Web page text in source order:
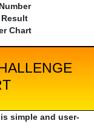
Chart
simple and user-